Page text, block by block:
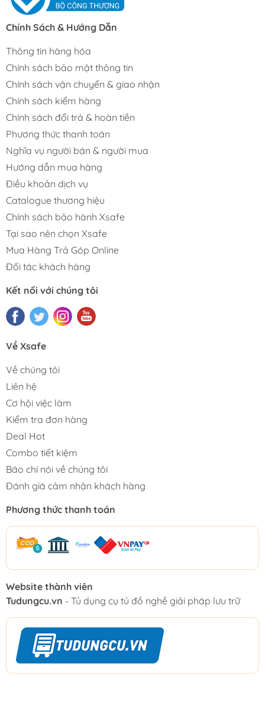
Chính Sách & Hướng Dẫn
Thông tin hàng hóa
Chính sách bảo mật thông tin
Chính sách vận chuyển & giao nhận
Chính sách kiểm hàng
Chính sách đổi trả & hoàn tiền
Phương thức thanh toán
Nghĩa vụ người bán & người mua
Hướng dẫn mua hàng
Điều khoản dịch vụ
Catalogue thương hiệu
Chính sách bảo hành Xsafe
Tại sao nên chọn Xsafe
Mua Hàng Trả Góp Online
Đối tác khách hàng
Kết nối với chúng tôi
Về Xsafe
Về chúng tôi
Liên hệ
Cơ hội việc làm
Kiểm tra đơn hàng
Deal Hot
Combo tiết kiệm
Báo chí nói về chúng tôi
Đánh giá cảm nhận khách hàng
Phương thức thanh toán
Website thành viên
Tudungcu.vn - Tủ dụng cụ tủ đồ nghề giải pháp lưu trữ